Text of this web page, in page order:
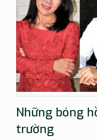
Những bóng
trường